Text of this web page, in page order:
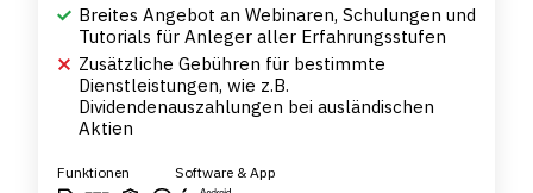
Breites Angebot an Webinaren, Schulungen und
Tutorials für Anleger aller Erfahrungsstufen
Zusätzliche Gebühren für bestimmte
Dienstleistungen, wie z.B.
Dividendenauszahlungen bei ausländischen
Aktien
Funktionen Software & App